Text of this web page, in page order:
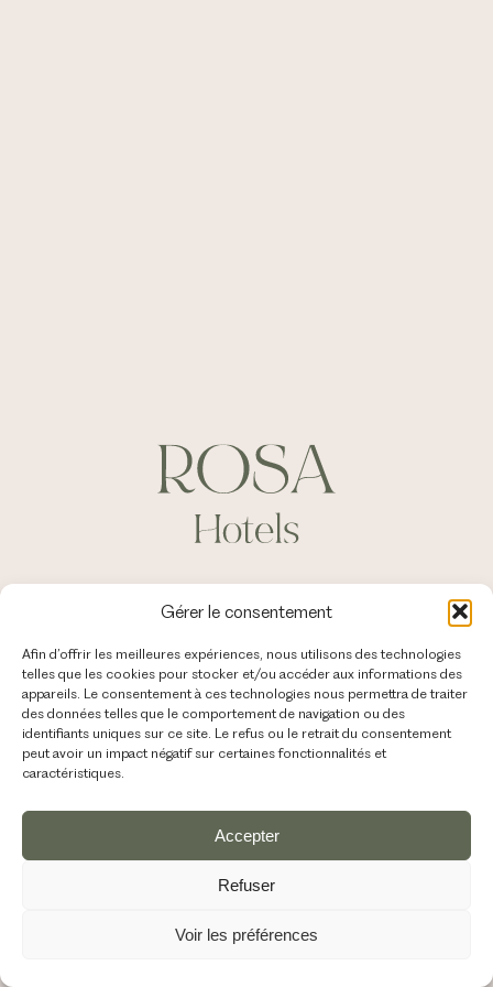
Gérer le consentement
Afin d’offrir les meilleures expériences, nous utilisons des technologies
telles que les cookies pour stocker et/ou accéder aux informations des
appareils. Le consentement à ces technologies nous permettra de traiter
des données telles que le comportement de navigation ou des
identifiants uniques sur ce site. Le refus ou le retrait du consentement
peut avoir un impact négatif sur certaines fonctionnalités et
caractéristiques.
Accepter
Refuser
Voir les préférences